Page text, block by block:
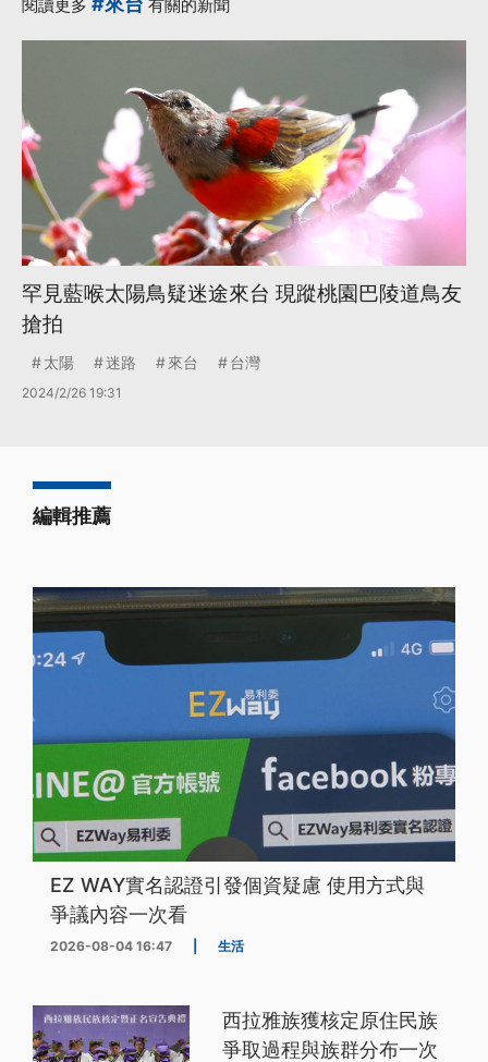
閱讀更多 有關的新聞
罕見藍喉太陽鳥疑迷途來台 現蹤桃園巴陵道鳥友
搶拍
太陽 迷路 來台 台灣
2024/2/26 19:31
編輯推薦
EZ WAY實名認證引發個資疑慮 使用方式與
爭議內容一次看
2026-08-04 16:47 生活
西拉雅族獲核定原住民族
爭取過程與族群分布一次